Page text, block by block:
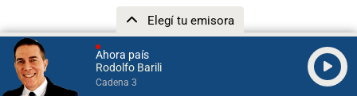
Ahora país
Rodolfo Barili
Cadena 3
Elegí tu emisora